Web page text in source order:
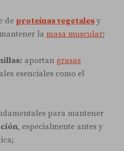
de proteínas vegetales y
la masa muscular;
aportan grasas
esenciales como el
para mantener
, especialmente antes y